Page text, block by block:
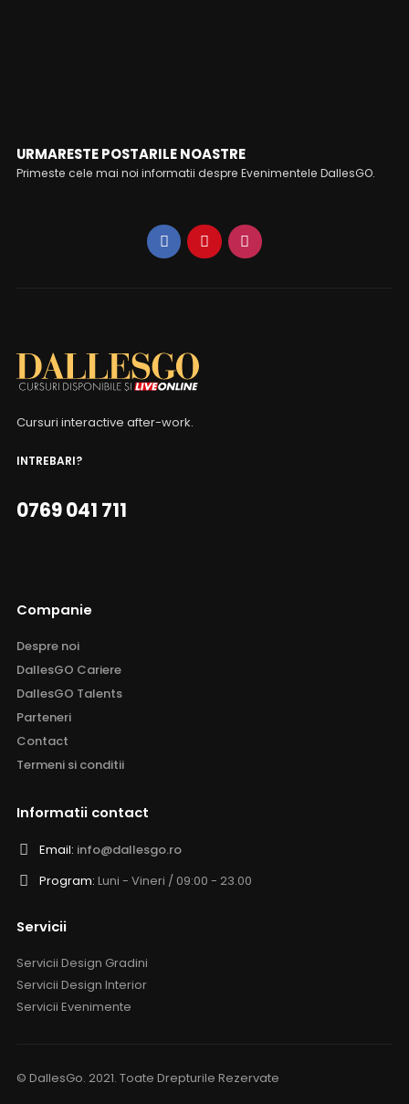
URMARESTE POSTARILE NOASTRE
Primeste cele mai noi informatii despre Evenimentele DallesGO.
Cursuri interactive after-work.
INTREBARI?
0769 041 711
Companie
Despre noi
DallesGO Cariere
DallesGO Talents
Parteneri
Contact
Termeni si conditii
Informatii contact
Email: info@dallesgo.ro
Program: Luni - Vineri / 09:00 - 23.00
Servicii
Servicii Design Gradini
Servicii Design Interior
Servicii Evenimente
© DallesGo. 2021. Toate Drepturile Rezervate